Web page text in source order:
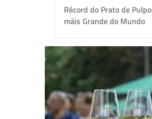
Récord do Prato de Pulpo
máis Grande do Mundo